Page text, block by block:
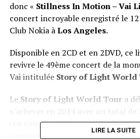
donc « Stillness In Motion – Vai
concert incroyable enregistré le
Club Nokia àLos Angeles.
Disponible en 2CD et en 2DVD, ce
revivre le 49ème concert de la
Vai intitulée Story of Light World
Le Story of Light World Toura
s’achever en 2014 avec un total
(en comptant les concerts, les «
représentations avec différents
LIRE LA SUITE